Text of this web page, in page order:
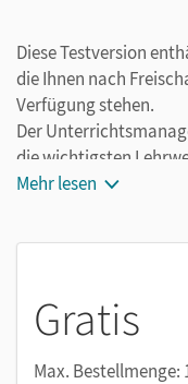
Diese Testversion
die Ihnen nach
Verfügung stehen.
Der
die wichtigsten
Ergänzt um hilfreiche
Mehr lesen
Gratis
Max. Bestellmenge: